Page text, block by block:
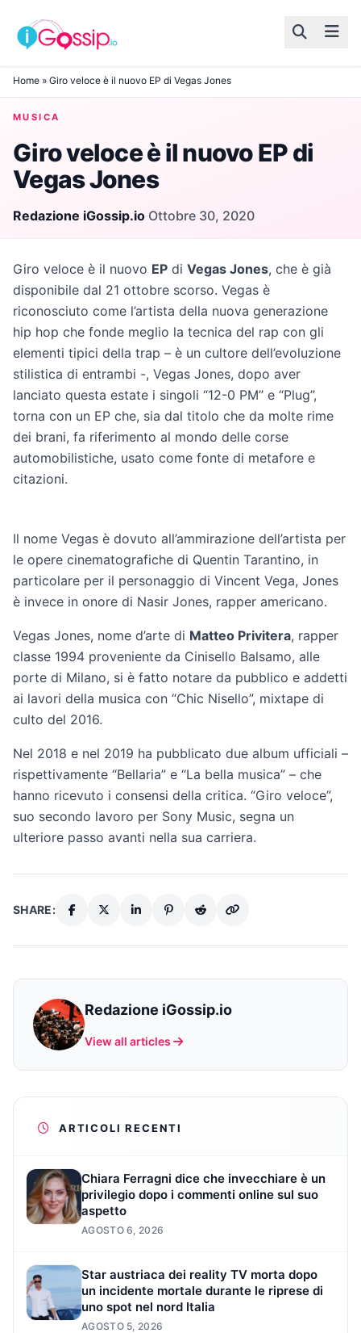
Skip to content
Home » Giro veloce è il nuovo EP di Vegas Jones
MUSICA
Giro veloce è il nuovo EP di
Vegas Jones
Redazione iGossip.io·Ottobre 30, 2020
Giro veloce è il nuovo EP di Vegas Jones, che è già
disponibile dal 21 ottobre scorso. Vegas è
riconosciuto come l’artista della nuova generazione
hip hop che fonde meglio la tecnica del rap con gli
elementi tipici della trap – è un cultore dell’evoluzione
stilistica di entrambi -, Vegas Jones, dopo aver
lanciato questa estate i singoli “12-0 PM” e “Plug”,
torna con un EP che, sia dal titolo che da molte rime
dei brani, fa riferimento al mondo delle corse
automobilistiche, usato come fonte di metafore e
citazioni.
Il nome Vegas è dovuto all’ammirazione dell’artista per
le opere cinematografiche di Quentin Tarantino, in
particolare per il personaggio di Vincent Vega, Jones
è invece in onore di Nasir Jones, rapper americano.
Vegas Jones, nome d’arte di Matteo Privitera, rapper
classe 1994 proveniente da Cinisello Balsamo, alle
porte di Milano, si è fatto notare da pubblico e addetti
ai lavori della musica con “Chic Nisello”, mixtape di
culto del 2016.
Nel 2018 e nel 2019 ha pubblicato due album ufficiali –
rispettivamente “Bellaria” e “La bella musica” – che
hanno ricevuto i consensi della critica. “Giro veloce”,
suo secondo lavoro per Sony Music, segna un
ulteriore passo avanti nella sua carriera.
SHARE:
Redazione iGossip.io
View all articles
ARTICOLI RECENTI
Chiara Ferragni dice che invecchiare è un
privilegio dopo i commenti online sul suo
aspetto
AGOSTO 6, 2026
Star austriaca dei reality TV morta dopo
un incidente mortale durante le riprese di
uno spot nel nord Italia
AGOSTO 5, 2026